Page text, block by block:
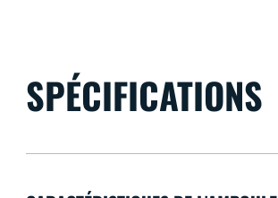
SPÉCIFICATIONS